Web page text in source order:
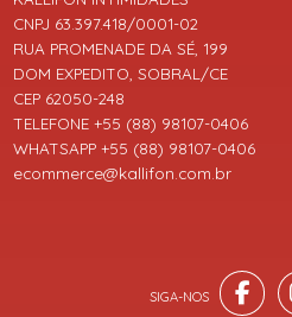
CNPJ 63.397.418/0001-02
RUA PROMENADE DA SÉ, 199
DOM EXPEDITO, SOBRAL/CE
CEP 62050-248
TELEFONE +55 (88) 98107-0406
WHATSAPP +55 (88) 98107-0406
ecommerce@kallifon.com.br